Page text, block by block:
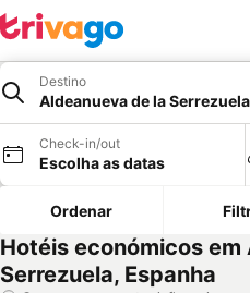
Destino
Aldeanueva de la Serrezuela
Check-in/out
Escolha as datas
Ordenar
Hotéis económicos em
Serrezuela, Espanha